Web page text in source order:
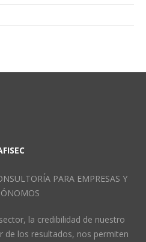
PARA EMPRESAS Y
la credibilidad de nuestro
de los resultados, nos permiten